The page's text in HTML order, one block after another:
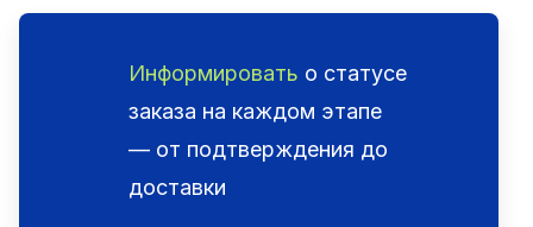
Информировать о статусе
заказа на каждом этапе
— от подтверждения до
доставки